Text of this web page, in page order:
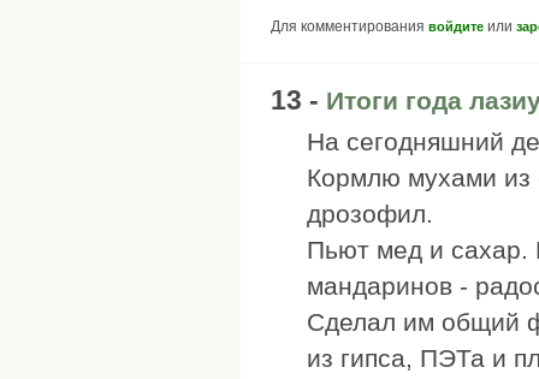
Для комментирования войдите или
13 - Итоги года
На сегодняшний
Кормлю мухами из
дрозофил.
Пьют мед и сахар.
мандаринов -
Сделал им общий
из гипса, ПЭТа и